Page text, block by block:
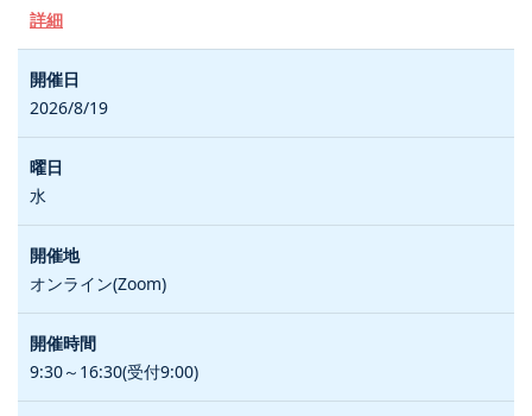
詳細
2026/8/19
水
オンライン(Zoom)
9:30～16:30(受付9:00)